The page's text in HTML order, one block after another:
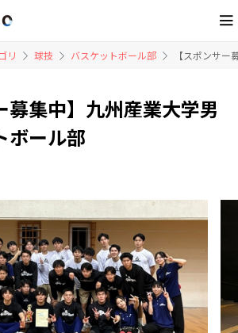
リ 球技 バスケットボール部 【スポンサ
募集中】九州産業大学男
ボール部